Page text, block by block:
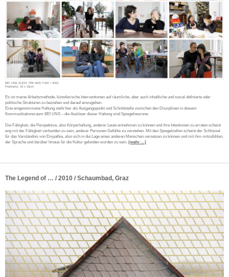
BEI UNS AUCH. PRI NAS TUDI / 2010
Postkarte, 10 x 15cm
Es ist meine Arbeitsmethode, künstlerische Interventionen auf räumliche, aber auch inhaltliche und sozial definierte oder
politische Strukturen zu beziehen und darauf einzugehen.
Eine eingenommene Haltung steht hier als Ausgangspunkt und Schnittstelle zwischen den Disziplinen in diesem
Kommunikationsraum BEI UNS – die Auslöser dieser Haltung sind Spiegelneurone:
Die Fähigkeit, die Perspektive, also Körperhaltung, anderer Leute einnehmen zu können und ihre Intentionen zu erraten scheint
eng mit der Fähigkeit verbunden zu sein, anderer Personen Gefühle zu verstehen. Mit den Spiegelzellen scheint der Schlüssel
für das Verständnis von Empathie, also sich in die Lage eines anderen Menschen versetzen zu können und mit ihm mitzufühlen,
der Sprache und darüber hinaus für die Kultur gefunden worden zu sein. (mehr …)
The Legend of … / 2010 / Schaumbad, Graz